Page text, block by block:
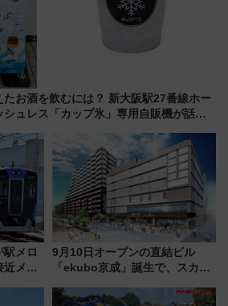
お酒を飲むには？ 新大阪駅27番線ホー
シュレス「カップ氷」専用自販機が話
駅メロ
近メロ
、8月
9月10日オープンの直結ビル
「ekubo京成」誕生で、スカイ
新鎌ヶ谷はどう変わる？ 全テナ